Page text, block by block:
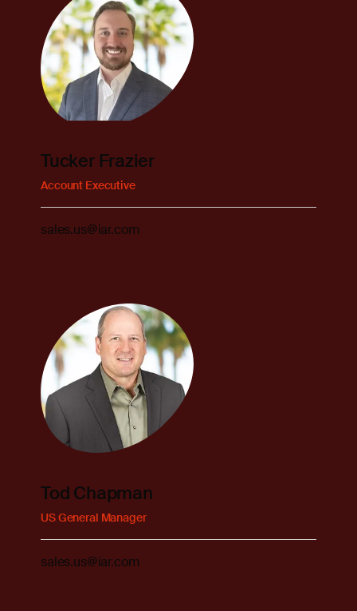
Tucker Frazier
Account Executive
sales.us@iar.com
Tod Chapman
US General Manager
sales.us@iar.com